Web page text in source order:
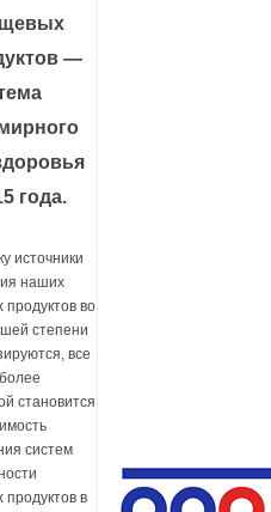
—
года.
источники
наших
во
степени
все
становится
систем
в